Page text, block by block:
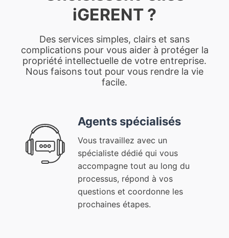
iGERENT ?
Des services simples, clairs et sans
complications pour vous aider à protéger la
propriété intellectuelle de votre entreprise.
Nous faisons tout pour vous rendre la vie
facile.
Agents spécialisés
Vous travaillez avec un
spécialiste dédié qui vous
accompagne tout au long du
processus, répond à vos
questions et coordonne les
prochaines étapes.